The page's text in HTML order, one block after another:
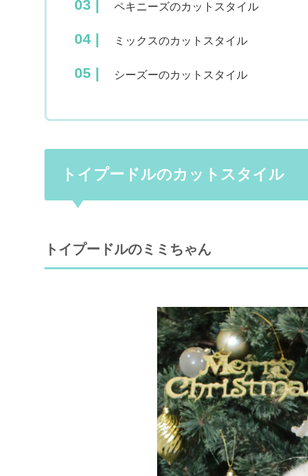
ペキニーズのカットスタイル
ミックスのカットスタイル
シーズーのカットスタイル
トイプードルのカットスタイル
トイプードルのミミちゃん